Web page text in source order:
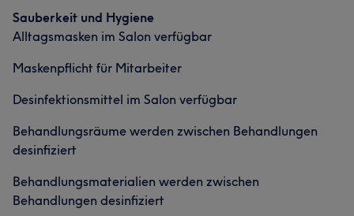
Sauberkeit und Hygiene
Alltagsmasken im Salon verfügbar
Maskenpflicht für Mitarbeiter
Desinfektionsmittel im Salon verfügbar
Behandlungsräume werden zwischen Behandlungen
desinfiziert
Behandlungsmaterialien werden zwischen
Behandlungen desinfiziert